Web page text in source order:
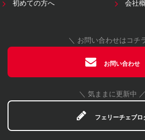
初めての方へ 会社
＼ お問い合わせはコチ
お問い合わせ
＼ 気ままに更新中 ／
フェリーチェブロ